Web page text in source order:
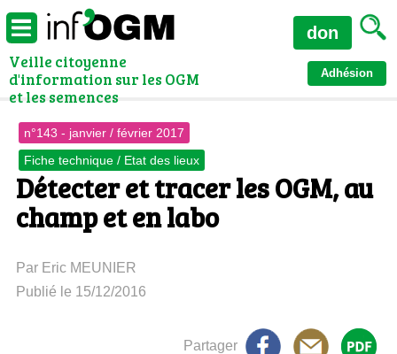
Veille citoyenne
d'information sur les OGM
et les semences
Adhésion
don
n°143 - janvier / février 2017
Fiche technique / Etat des lieux
Détecter et tracer les OGM, au
champ et en labo
Par Eric MEUNIER
Publié le 15/12/2016
Partager